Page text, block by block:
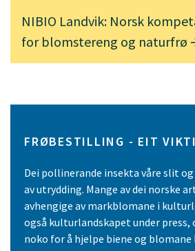
NIBIO Landvik: Norsk
for blomstereng og naturfrø
FRØBESTILLING - EIT
Dei pollinerande insekta våre slit
av utrydding. Mange av dei norske
avhengige av markblomane i
også kulturlandskapet under press,
noko for å hjelpe biene og blomane